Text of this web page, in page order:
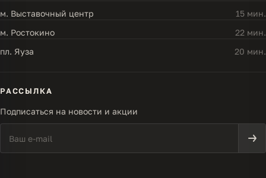
м. Выставочный центр
15 мин.
м. Ростокино
22 мин.
пл. Яуза
20 мин.
РАССЫЛКА
Подписаться на новости и акции